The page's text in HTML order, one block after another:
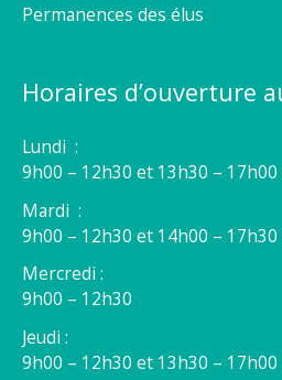
Permanences des élus
Horaires d’ouverture
Lundi :
9h00 – 12h30 et 13h30 – 17h00
Mardi :
9h00 – 12h30 et 14h00 – 17h30
Mercredi :
9h00 – 12h30
Jeudi :
9h00 – 12h30 et 13h30 – 17h00